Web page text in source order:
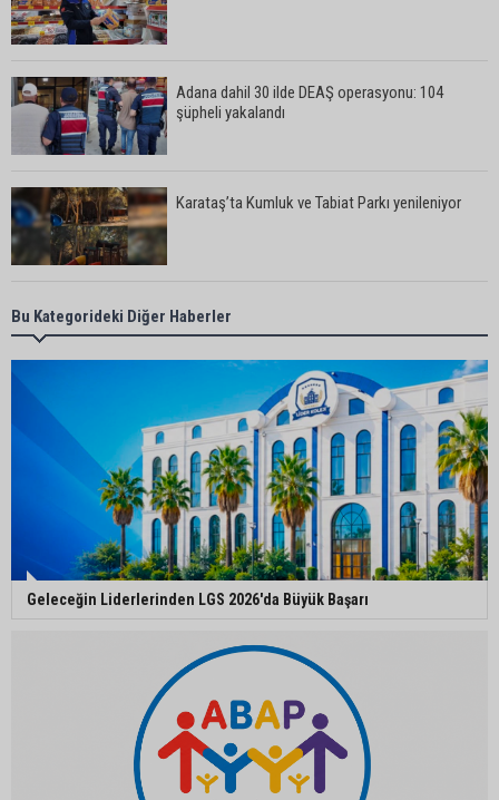
Adana dahil 30 ilde DEAŞ operasyonu: 104
şüpheli yakalandı
Karataş’ta Kumluk ve Tabiat Parkı yenileniyor
Bekir Şimşek’ten Mustafa Özkan’a ziyaret
Ceyhan’da asfalt çalışmaları sürüyor
Ceyhan’da açık hava sineması keyfi iki farklı
parkta devam ediyor
5. Yunusoğlu Futbol Turnuvası’nda final heyecanı
Ceyhan’da Necdet Sevinç Parkı’nda bakım
çalışması
Bu Kategorideki Diğer Haberler
Geleceğin Liderlerinden LGS 2026'da Büyük Başarı